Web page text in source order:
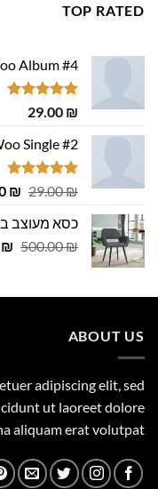
TOP RATED
Album #4
דורג5.00
29.00 ₪
Single #2
דורג4.75
29.00₪
₪.
₪
כסא מעוצב
500.00₪
₪.
₪
ABOUT US
adipiscing elit, sed
ut laoreet dolore
aliquam erat volutpat.